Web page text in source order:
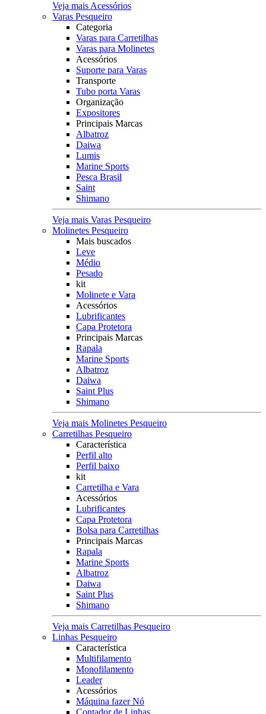
Veja mais Acessórios
Varas Pesqueiro
Categoria
Varas para Carretilhas
Varas para Molinetes
Acessórios
Suporte para Varas
Transporte
Tubo porta Varas
Organização
Expositores
Principais Marcas
Albatroz
Daiwa
Lumis
Marine Sports
Pesca Brasil
Saint
Shimano
Veja mais Varas Pesqueiro
Molinetes Pesqueiro
Mais buscados
Leve
Médio
Pesado
kit
Molinete e Vara
Acessórios
Lubrificantes
Capa Protetora
Principais Marcas
Rapala
Marine Sports
Albatroz
Daiwa
Saint Plus
Shimano
Veja mais Molinetes Pesqueiro
Carretilhas Pesqueiro
Característica
Perfil alto
Perfil baixo
kit
Carretilha e Vara
Acessórios
Lubrificantes
Capa Protetora
Bolsa para Carretilhas
Principais Marcas
Rapala
Marine Sports
Albatroz
Daiwa
Saint Plus
Shimano
Veja mais Carretilhas Pesqueiro
Linhas Pesqueiro
Característica
Multifilamento
Monofilamento
Leader
Acessórios
Máquina fazer Nó
Contador de Linhas